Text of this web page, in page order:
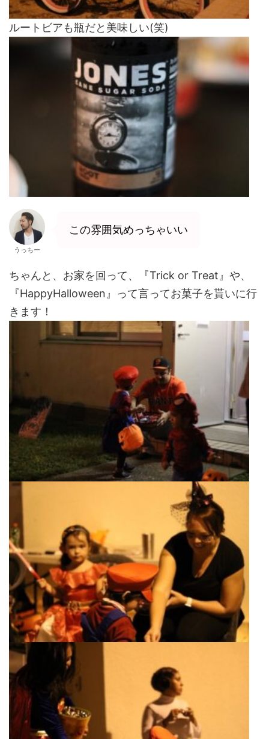
ルートビアも瓶だと美味しい(笑)
うっちー
この雰囲気めっちゃいい
ちゃんと、お家を回って、『Trick or Treat』や、
『HappyHalloween』って言ってお菓子を貰いに行
きます！